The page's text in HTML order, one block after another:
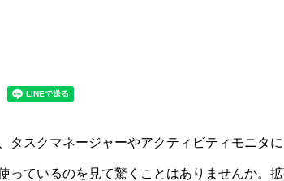
タスクマネージャーやアクティビティモニタ
っているのを見て驚くことはありませんか。